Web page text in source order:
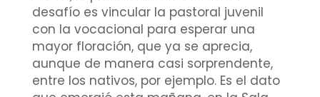
desafío es vincular la pastoral juvenil
con la vocacional para esperar una
mayor floración, que ya se aprecia,
aunque de manera casi sorprendente,
entre los nativos, por ejemplo. Es el dato